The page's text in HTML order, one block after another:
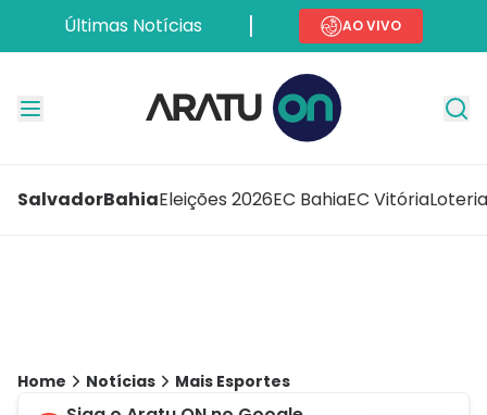
Últimas Notícias AO VIVO
SalvadorBahiaEleições 2026EC BahiaEC Vitória
Home Notícias Mais Esportes